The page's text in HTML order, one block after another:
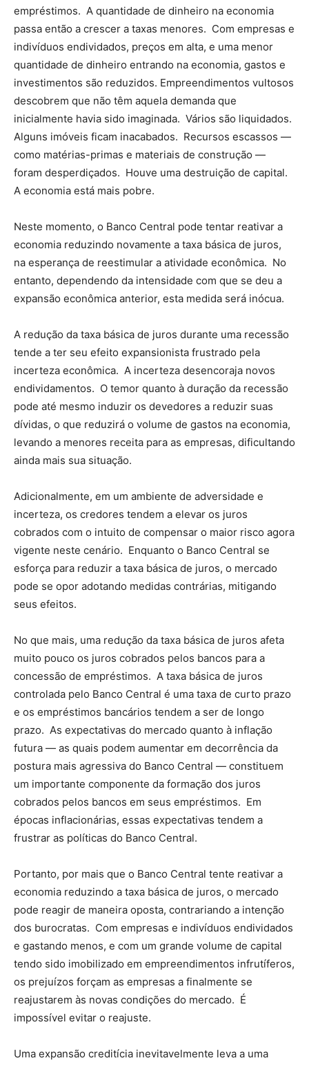
empréstimos. A quantidade de dinheiro na economia
passa então a crescer a taxas menores. Com empresas e
indivíduos endividados, preços em alta, e uma menor
quantidade de dinheiro entrando na economia, gastos e
investimentos são reduzidos. Empreendimentos vultosos
descobrem que não têm aquela demanda que
inicialmente havia sido imaginada. Vários são liquidados.
Alguns imóveis ficam inacabados. Recursos escassos —
como matérias-primas e materiais de construção —
foram desperdiçados. Houve uma destruição de capital.
A economia está mais pobre.
Neste momento, o Banco Central pode tentar reativar a
economia reduzindo novamente a taxa básica de juros,
na esperança de reestimular a atividade econômica. No
entanto, dependendo da intensidade com que se deu a
expansão econômica anterior, esta medida será inócua.
A redução da taxa básica de juros durante uma recessão
tende a ter seu efeito expansionista frustrado pela
incerteza econômica. A incerteza desencoraja novos
endividamentos. O temor quanto à duração da recessão
pode até mesmo induzir os devedores a reduzir suas
dívidas, o que reduzirá o volume de gastos na economia,
levando a menores receita para as empresas, dificultando
ainda mais sua situação.
Adicionalmente, em um ambiente de adversidade e
incerteza, os credores tendem a elevar os juros
cobrados com o intuito de compensar o maior risco agora
vigente neste cenário. Enquanto o Banco Central se
esforça para reduzir a taxa básica de juros, o mercado
pode se opor adotando medidas contrárias, mitigando
seus efeitos.
No que mais, uma redução da taxa básica de juros afeta
muito pouco os juros cobrados pelos bancos para a
concessão de empréstimos. A taxa básica de juros
controlada pelo Banco Central é uma taxa de curto prazo
e os empréstimos bancários tendem a ser de longo
prazo. As expectativas do mercado quanto à inflação
futura — as quais podem aumentar em decorrência da
postura mais agressiva do Banco Central — constituem
um importante componente da formação dos juros
cobrados pelos bancos em seus empréstimos. Em
épocas inflacionárias, essas expectativas tendem a
frustrar as políticas do Banco Central.
Portanto, por mais que o Banco Central tente reativar a
economia reduzindo a taxa básica de juros, o mercado
pode reagir de maneira oposta, contrariando a intenção
dos burocratas. Com empresas e indivíduos endividados
e gastando menos, e com um grande volume de capital
tendo sido imobilizado em empreendimentos infrutíferos,
os prejuízos forçam as empresas a finalmente se
reajustarem às novas condições do mercado. É
impossível evitar o reajuste.
Uma expansão creditícia inevitavelmente leva a uma